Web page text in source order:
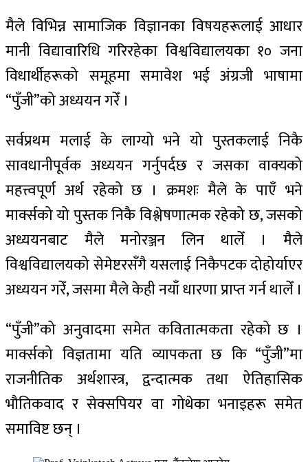
मैले विभिन्न सामाजिक विज्ञानका विषयहरूलाई आधार
मानी विद्यावारिधि गरिरहेका विश्वविद्यालयका १० जना
विधार्थीहरूको समूहमा समावेश भई अंग्रजी भाषामा
“पुँजी”को अध्ययन गरेँ ।
सर्वप्रथम मलाई के लाग्यो भने यो पुस्तकलाई निकै
सावधानीपूर्वक अध्ययन गर्नुपर्दछ र जसका वाक्यको
महत्त्वपूर्ण अर्थ रहेको छ । क्रमशः मैले के पाएँ भने
मार्क्सको यो पुस्तक निकै विश्लेषणात्मक रहेको छ, जसको
अध्ययनबाट मैले मनोरञ्जन लिन थालेँ । मैले
विश्वविद्यालयको सेमेष्टरसँगै यसलाई निकैपटक दोहोर्याएर
अध्ययन गरेँ, जसमा मैले केही नयाँ धारणा प्राप्त गर्न थालेँ ।
“पुँजी”को अनुवादमा समेत कवितात्मकता रहेको छ ।
मार्क्सको विज्ञतामा यति व्यापकता छ कि “पुँजी”मा
राजनीतिक अर्थशास्त्र, द्वन्दात्मक तथा ऐतिहासिक
भौतिकवाद र सेक्सपियर वा गोथेका भनाइहरू समेत
समाविष्ट छन् ।